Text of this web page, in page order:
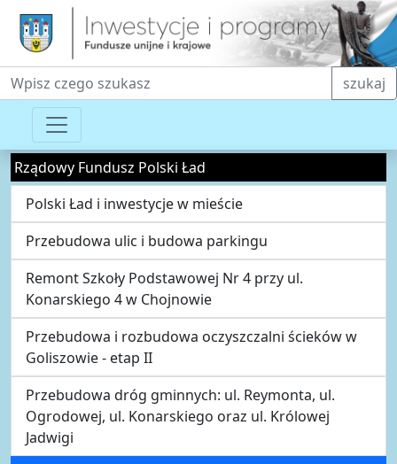
Fraza do wyszukiwania szukaj
Rządowy Fundusz Polski Ład
Polski Ład i inwestycje w mieście
Przebudowa ulic i budowa parkingu
Remont Szkoły Podstawowej Nr 4 przy ul.
Konarskiego 4 w Chojnowie
Przebudowa i rozbudowa oczyszczalni ścieków w
Goliszowie - etap II
Przebudowa dróg gminnych: ul. Reymonta, ul.
Ogrodowej, ul. Konarskiego oraz ul. Królowej
Jadwigi